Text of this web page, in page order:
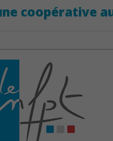
coopérative